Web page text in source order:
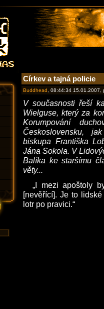
Církev a tajná policie
Buddhead , 08:44:34
V současnosti řeší
Wielguse, který za
Korumpování
Československu,
biskupa Františka
Jána Sokola. V
Balíka ke staršímu
věty...
„I mezi apoštoly
[nevěřící]. Je to
lotr po pravici.“